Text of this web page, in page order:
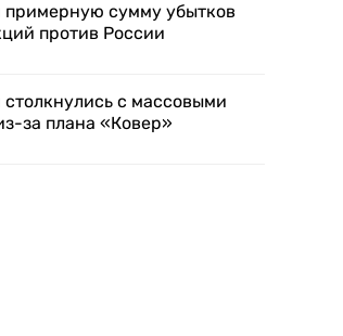
сумму убытков
против России
с массовыми
за плана «Ковер»